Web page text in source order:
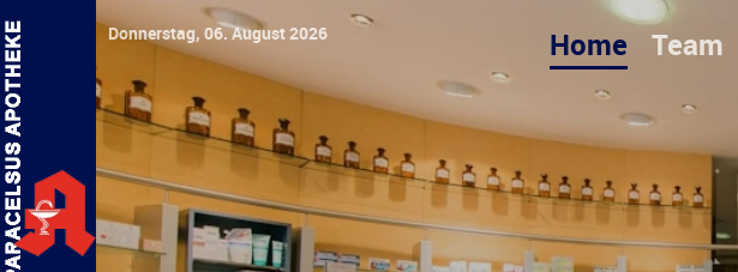
Donnerstag, 06. August 2026 Home Team